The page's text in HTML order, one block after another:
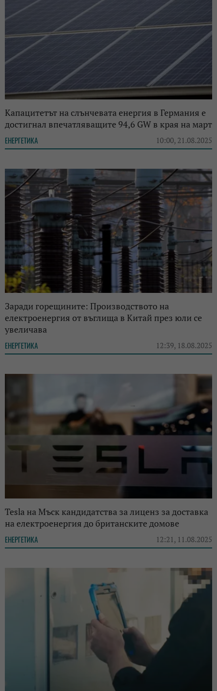
Капацитетът на слънчевата енергия в Германия е
достигнал впечатляващите 94,6 GW в края на март
ЕНЕРГЕТИКА 10:00, 21.08.2025
Заради горещините: Производството на
електроенергия от въглища в Китай през юли се
увеличава
ЕНЕРГЕТИКА 12:39, 18.08.2025
Tesla на Мъск кандидатства за лиценз за доставка
на електроенергия до британските домове
ЕНЕРГЕТИКА 12:21, 11.08.2025